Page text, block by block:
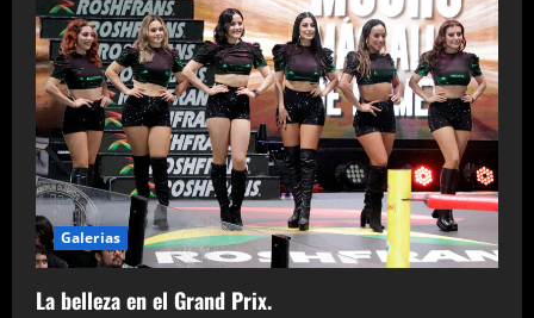
Galerias
La belleza en el Grand Prix.